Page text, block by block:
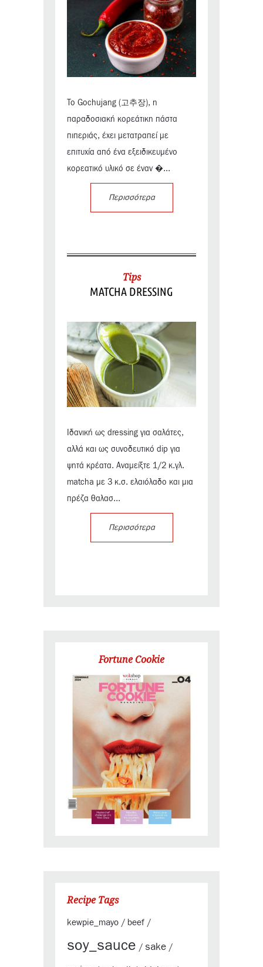
Το Gochujang (고추장), η
παραδοσιακή κορεάτικη πάστα
πιπεριάς, έχει μετατραπεί με
επιτυχία από ένα εξειδικευμένο
κορεατικό υλικό σε έναν �...
Περισσότερα
Tips
MATCHA DRESSING
Ιδανική ως dressing για σαλάτες,
αλλά και ως συνοδευτικό dip για
ψητά κρέατα. Αναμείξτε 1/2 κ.γλ.
matcha με 3 κ.σ. ελαιόλαδο και μια
πρέζα θαλασ...
Περισσότερα
Fortune Cookie
Recipe Tags
kewpie_mayo / beef /
soy_sauce / sake /